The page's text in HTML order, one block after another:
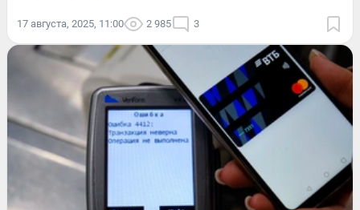
17 августа, 2025, 11:00 2 985 3